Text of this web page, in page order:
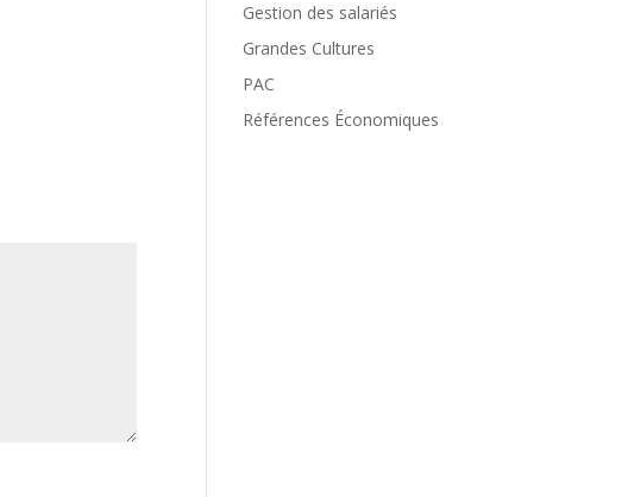
Gestion des salariés
Grandes Cultures
PAC
Références Économiques